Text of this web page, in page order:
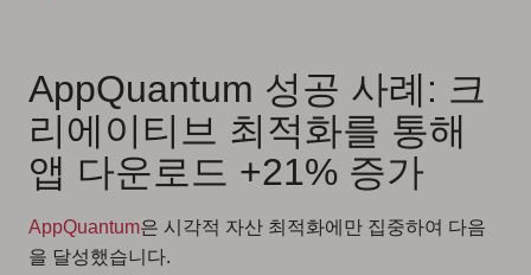
AppQuantum 성공 사례: 크
리에이티브 최적화를 통해
앱 다운로드 +21% 증가
AppQuantum은 시각적 자산 최적화에만 집중하여 다음
을 달성했습니다.